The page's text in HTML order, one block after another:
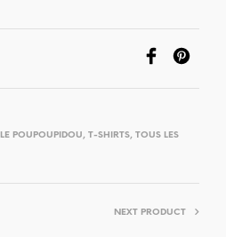
LE POUPOUPIDOU, T-SHIRTS, TOUS LES
NEXT PRODUCT